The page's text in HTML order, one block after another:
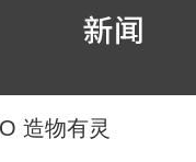
造物有灵